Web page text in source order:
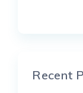
Recent